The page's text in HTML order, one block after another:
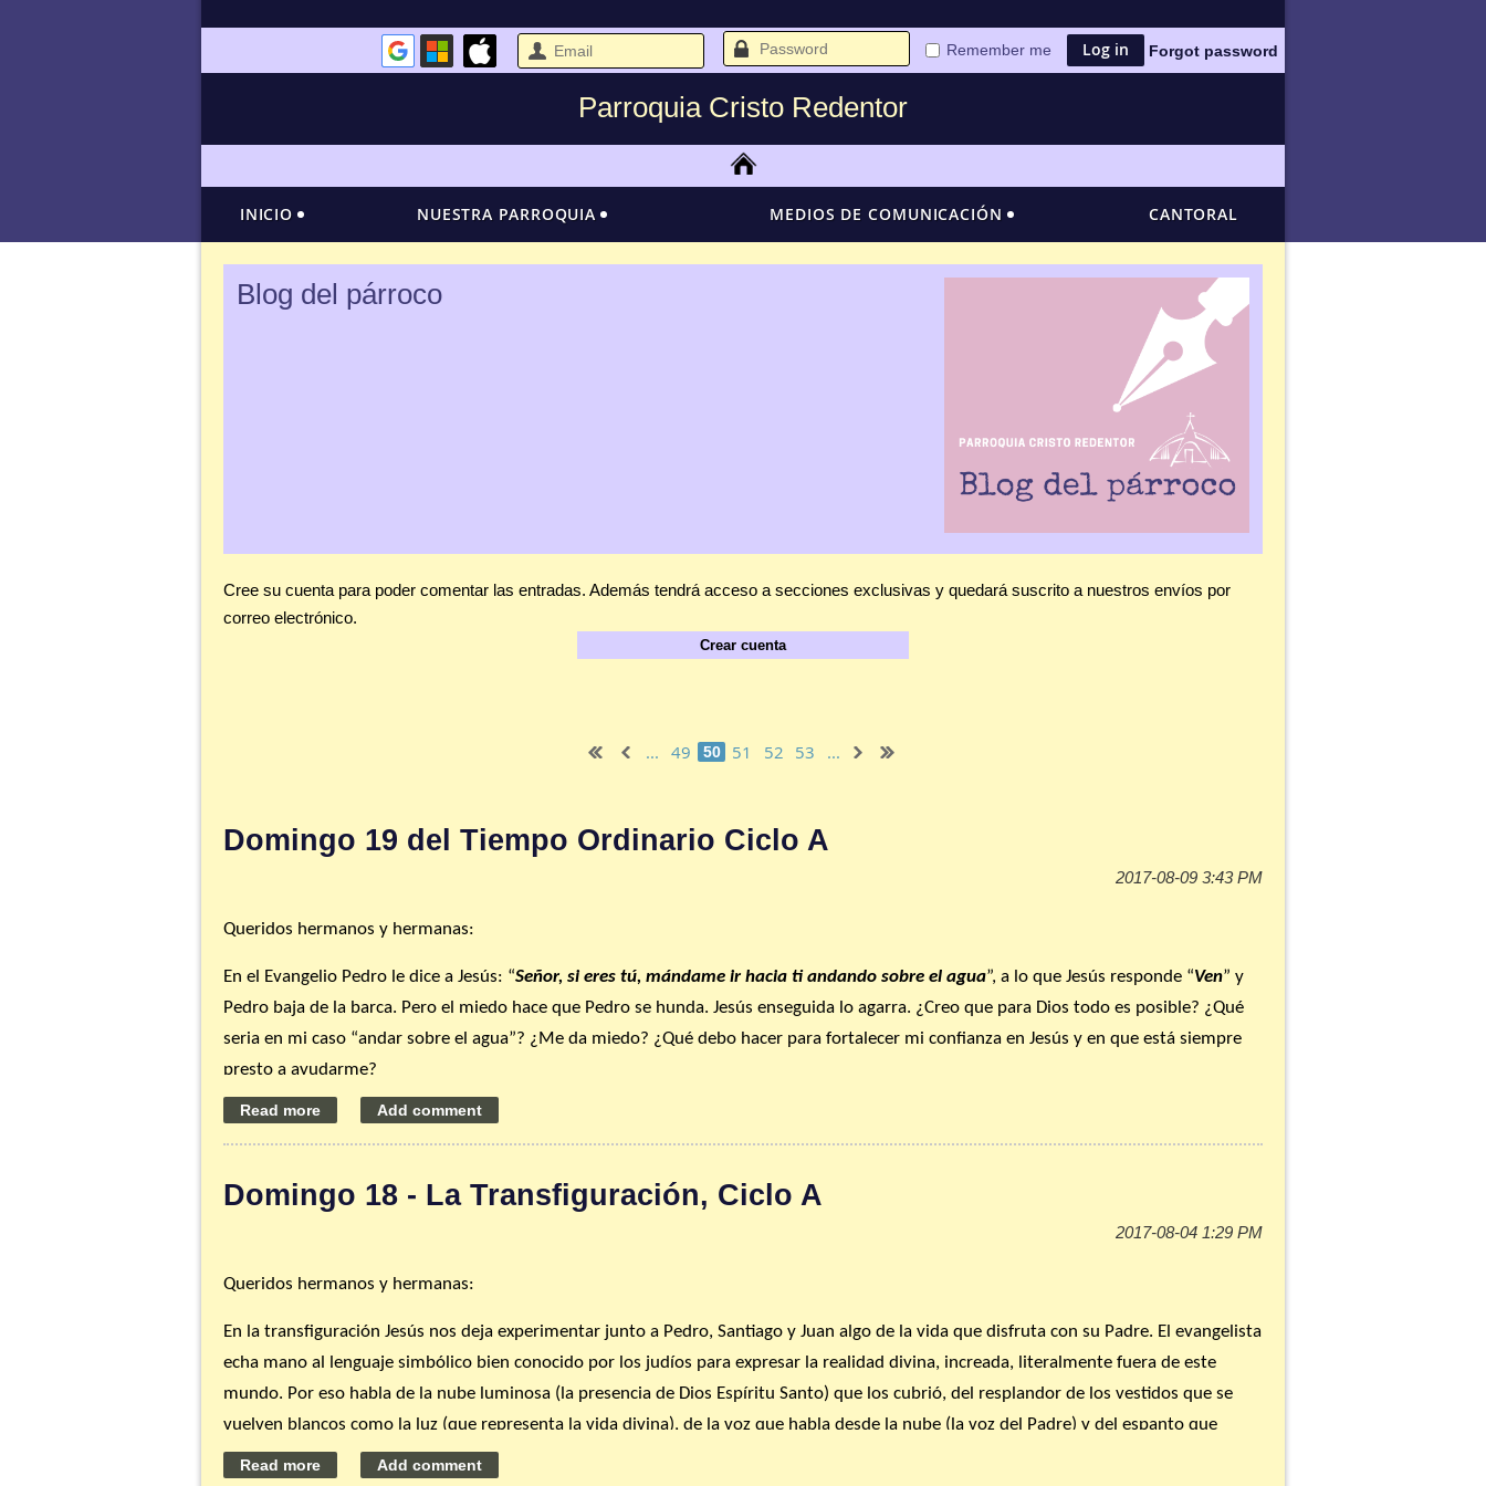
Remember me Forgot password
Parroquia Cristo Redentor
INICIO NUESTRA PARROQUIA MEDIOS DE COMUNICACIÓN CANTORAL
Blog del párroco
Cree su cuenta para poder comentar las entradas. Además tendrá acceso a secciones exclusivas y quedará suscrito a nuestros envíos por
correo electrónico.
Crear cuenta
... 49 50 51 52 53 ...
Domingo 19 del Tiempo Ordinario Ciclo A
Queridos hermanos y hermanas:
En el Evangelio Pedro le dice a Jesús: “Señor, si eres tú, mándame ir hacia ti andando sobre el agua”, a lo que Jesús responde “Ven” y
Pedro baja de la barca. Pero el miedo hace que Pedro se hunda. Jesús enseguida lo agarra. ¿Creo que para Dios todo es posible? ¿Qué
seria en mi caso “andar sobre el agua”? ¿Me da miedo? ¿Qué debo hacer para fortalecer mi confianza en Jesús y en que está siempre
presto a ayudarme?
Consejo de la semana:Siempre es bueno revisar a mitad de año nuestro aporte económico a la comunidad parroquial, pues conviene
que guarde relación con: (a) las fuentes de ingreso y los bienes que Dios nos concede, (b) nuestro crecimiento espiritual, que nos llevará
a estar cada vez más agradecidos de la bondad de Dios y de sus dones inmerecidos –y, por tanto, a ser más generosos–, y (c) nuestro
nivel de pertenencia a la comunidad de fe, la parroquia.
Domingo 18 - La Transfiguración, Ciclo A
Queridos hermanos y hermanas:
En la transfiguración Jesús nos deja experimentar junto a Pedro, Santiago y Juan algo de la vida que disfruta con su Padre. El evangelista
echa mano al lenguaje simbólico bien conocido por los judíos para expresar la realidad divina, increada, literalmente fuera de este
mundo. Por eso habla de la nube luminosa (la presencia de Dios Espíritu Santo) que los cubrió, del resplandor de los vestidos que se
vuelven blancos como la luz (que representa la vida divina), de la voz que habla desde la nube (la voz del Padre) y del espanto que
sobrecoge a los discípulos (ya que reconocen estar en la presencia de Dios). Cristo vive esta vida divina no sólo durante los instantes